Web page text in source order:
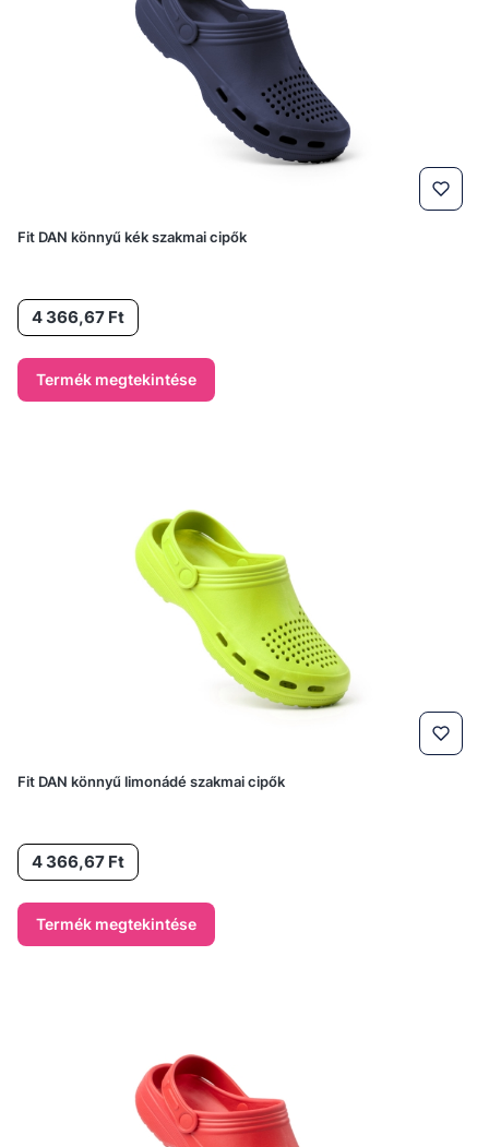
Fit DAN könnyű kék szakmai cipők
Ár 4 366,67 Ft
Termék megtekintése
Fit DAN könnyű limonádé szakmai cipők
Ár 4 366,67 Ft
Termék megtekintése